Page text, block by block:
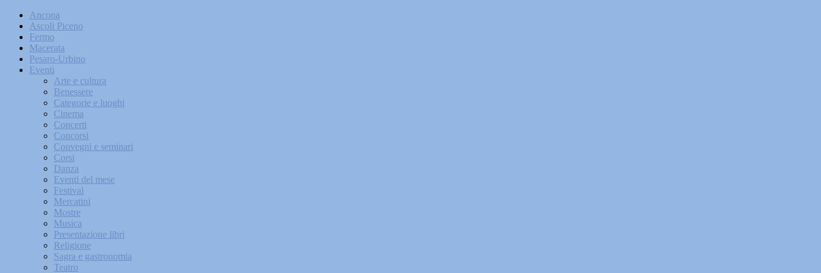
Ancona
Ascoli Piceno
Fermo
Macerata
Pesaro-Urbino
Eventi
Arte e cultura
Benessere
Categorie e luoghi
Cinema
Concerti
Concorsi
Convegni e seminari
Corsi
Danza
Eventi del mese
Festival
Mercatini
Mostre
Musica
Presentazione libri
Religione
Sagra e gastronomia
Teatro